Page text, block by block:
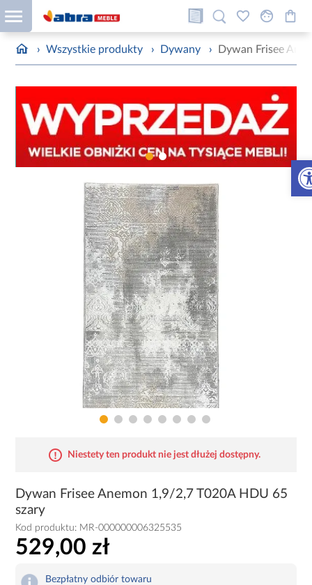
› Wszystkie produkty › Dywany › Dywan Frisee
Niestety ten produkt nie jest dłużej dostępny.
Dywan Frisee Anemon 1,9/2,7 T020A HDU 65
szary
Kod produktu: MR-000000006325535
529,00 zł
Bezpłatny odbiór towaru